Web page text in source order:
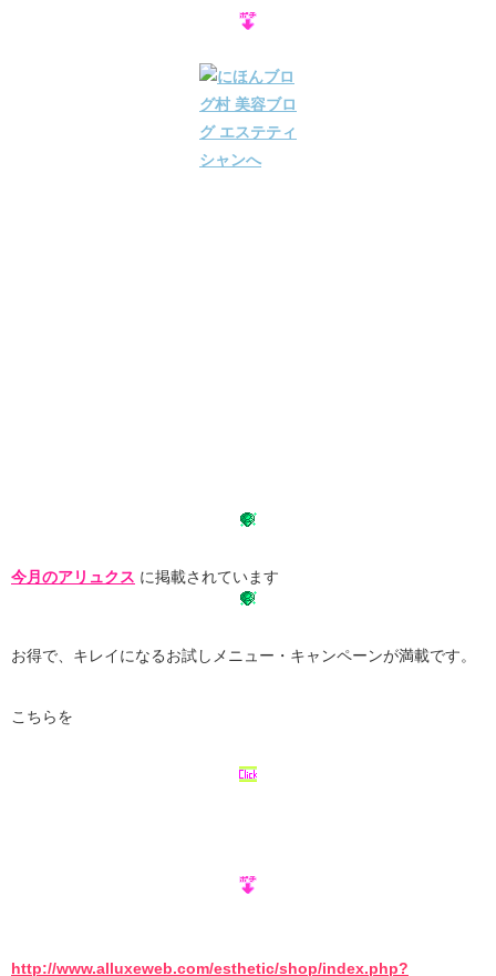
今月のアリュクス に掲載されています
お得で、キレイになるお試しメニュー・キャンペーンが満載です。
こちらを
http://www.alluxeweb.com/esthetic/shop/index.php?